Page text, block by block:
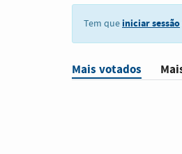
Tem que iniciar sessão
Mais votados